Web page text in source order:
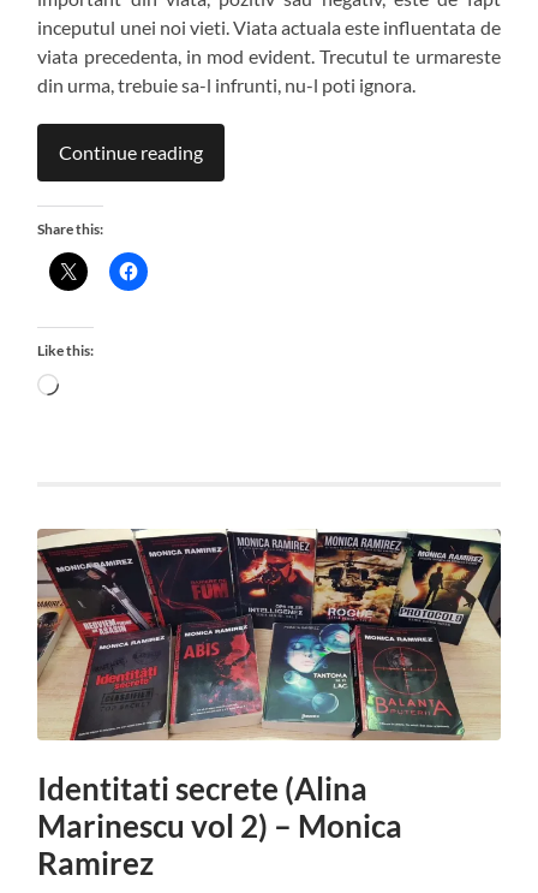
inceputul unei noi vieti. Viata actuala este influentata de
viata precedenta, in mod evident. Trecutul te urmareste
din urma, trebuie sa-l infrunti, nu-l poti ignora.
Continue reading
Share this:
Like this:
Loading…
Identitati secrete (Alina
Marinescu vol 2) – Monica
Ramirez